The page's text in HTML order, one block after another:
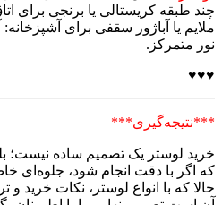
چند طبقه کریستالی یا برنجی برای
ملایم یا آباژور سقفی برای
نور متمرکز.
♥♥♥
***نتیجه‌گیری***
خرید لوستر یک تصمیم ساده نیست؛
که اگر با دقت انجام شود، جلوه‌ای